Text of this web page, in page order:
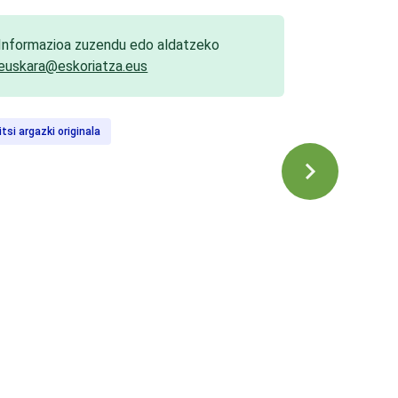
zuzendu edo aldatzeko
argazki originala